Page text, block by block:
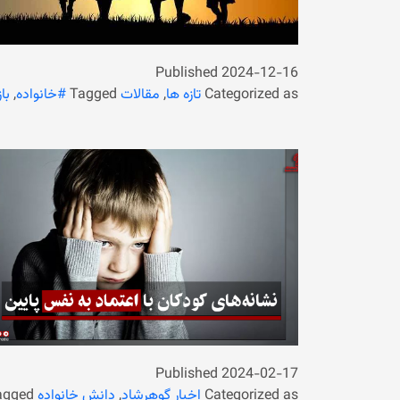
Published 2024-12-16
Categorized as تازه ها, مقالات Tagged#خانواده,
Published 2024-02-17